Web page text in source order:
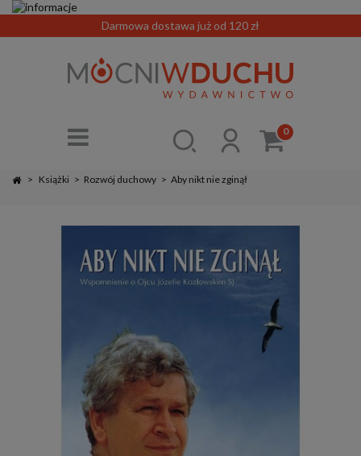
Darmowa dostawa już od 120 zł
0
> Książki > Rozwój duchowy > Aby nikt nie zginął